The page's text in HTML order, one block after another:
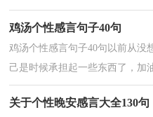
舍；有些伤痛，挥不去，就学着
底；有些工作，做不...
鸡汤个性感言句子40句
鸡汤个性感言句子40句以前从没
己是时候承担起一些东西了，加
个性感言句子，欢迎大家阅读。
关于个性晚安感言大全130句